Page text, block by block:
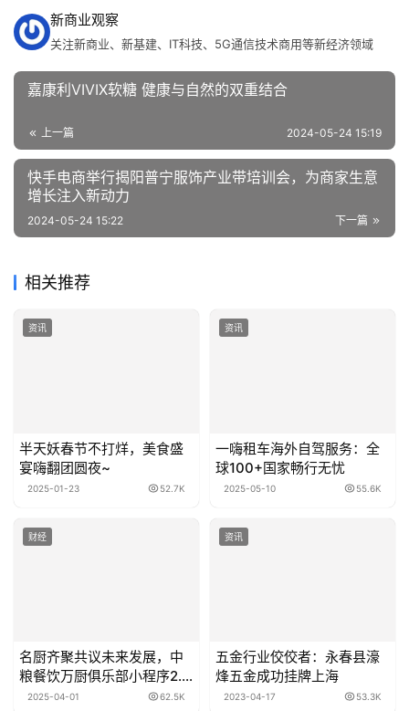
新商业观察
关注新商业、新基建、IT科技、5G通信技术商用等新经济领域
嘉康利VIVIX软糖 健康与自然的双重结合
上一篇 2024-05-24 15:19
快手电商举行揭阳普宁服饰产业带培训会，为商家生意
增长注入新动力
下一篇
2024-05-24 15:22
相关推荐
资讯
半天妖春节不打烊，美食盛
宴嗨翻团圆夜~
2025-01-23 52.7K
资讯
一嗨租车海外自驾服务：全
球100+国家畅行无忧
2025-05-10 55.6K
财经
名厨齐聚共议未来发展，中
粮餐饮万厨俱乐部小程序2.0
版本升级
2025-04-01 62.5K
资讯
五金行业佼佼者：永春县濠
烽五金成功挂牌上海
2023-04-17 53.3K